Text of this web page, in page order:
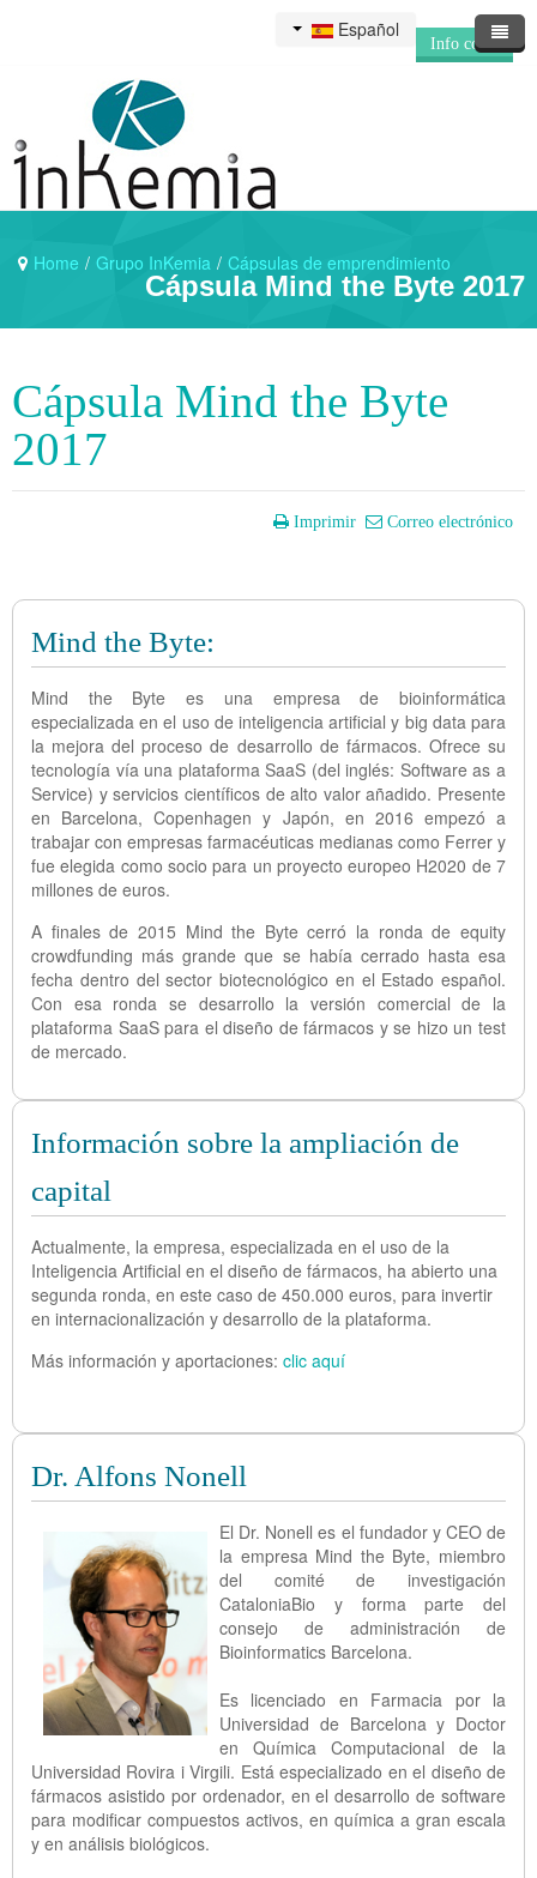
Info corp.
Español
Home / Grupo InKemia / Cápsulas de emprendimiento
Cápsula Mind the Byte 2017
Cápsula Mind the Byte
2017
Imprimir Correo electrónico
Mind the Byte:
Mind the Byte es una empresa de bioinformática
especializada en el uso de inteligencia artificial y big data para
la mejora del proceso de desarrollo de fármacos. Ofrece su
tecnología vía una plataforma SaaS (del inglés: Software as a
Service) y servicios científicos de alto valor añadido. Presente
en Barcelona, Copenhagen y Japón, en 2016 empezó a
trabajar con empresas farmacéuticas medianas como Ferrer y
fue elegida como socio para un proyecto europeo H2020 de 7
millones de euros.
A finales de 2015 Mind the Byte cerró la ronda de equity
crowdfunding más grande que se había cerrado hasta esa
fecha dentro del sector biotecnológico en el Estado español.
Con esa ronda se desarrollo la versión comercial de la
plataforma SaaS para el diseño de fármacos y se hizo un test
de mercado.
Información sobre la ampliación de
capital
Actualmente, la empresa, especializada en el uso de la
Inteligencia Artificial en el diseño de fármacos, ha abierto una
segunda ronda, en este caso de 450.000 euros, para invertir
en internacionalización y desarrollo de la plataforma.
Más información y aportaciones: clic aquí
Dr. Alfons Nonell
El Dr. Nonell es el fundador y CEO de
la empresa Mind the Byte, miembro
del comité de investigación
CataloniaBio y forma parte del
consejo de administración de
Bioinformatics Barcelona.
Es licenciado en Farmacia por la
Universidad de Barcelona y Doctor
en Química Computacional de la
Universidad Rovira i Virgili. Está especializado en el diseño de
fármacos asistido por ordenador, en el desarrollo de software
para modificar compuestos activos, en química a gran escala
y en análisis biológicos.
Sobre Inkemia
Hechos relevantes
Junta General
Gobierno corporativo
Noticias
Contáctanos
Deja tu CV